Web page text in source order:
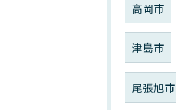
高岡市
津島市
尾張旭市